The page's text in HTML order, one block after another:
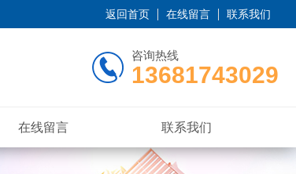
返回首页 在线留言 联系我们
咨询热线
13681743029
在线留言 联系我们